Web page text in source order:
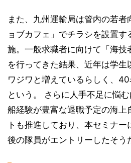
また、九州運輸局は管内の若者
ョブカフェ」でチラシを設置す
施。一般求職者に向けて「海技
を行ってきた結果、近年は学生
ワジワと増えているらしく、
という。 さらに人手不足に悩
船経験が豊富な退職予定の海上
トも推進しており、本セミナ
後の隊員がエントリーしたそう